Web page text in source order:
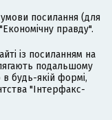
посилання (для
правду".
із посиланням на
подальшому
будь-якій формі,
"Інтерфакс-